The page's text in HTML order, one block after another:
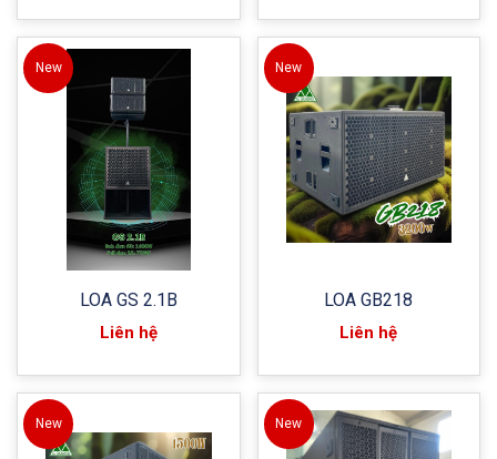
New
LOA GS 2.1B
Liên hệ
New
LOA GB218
Liên hệ
New New